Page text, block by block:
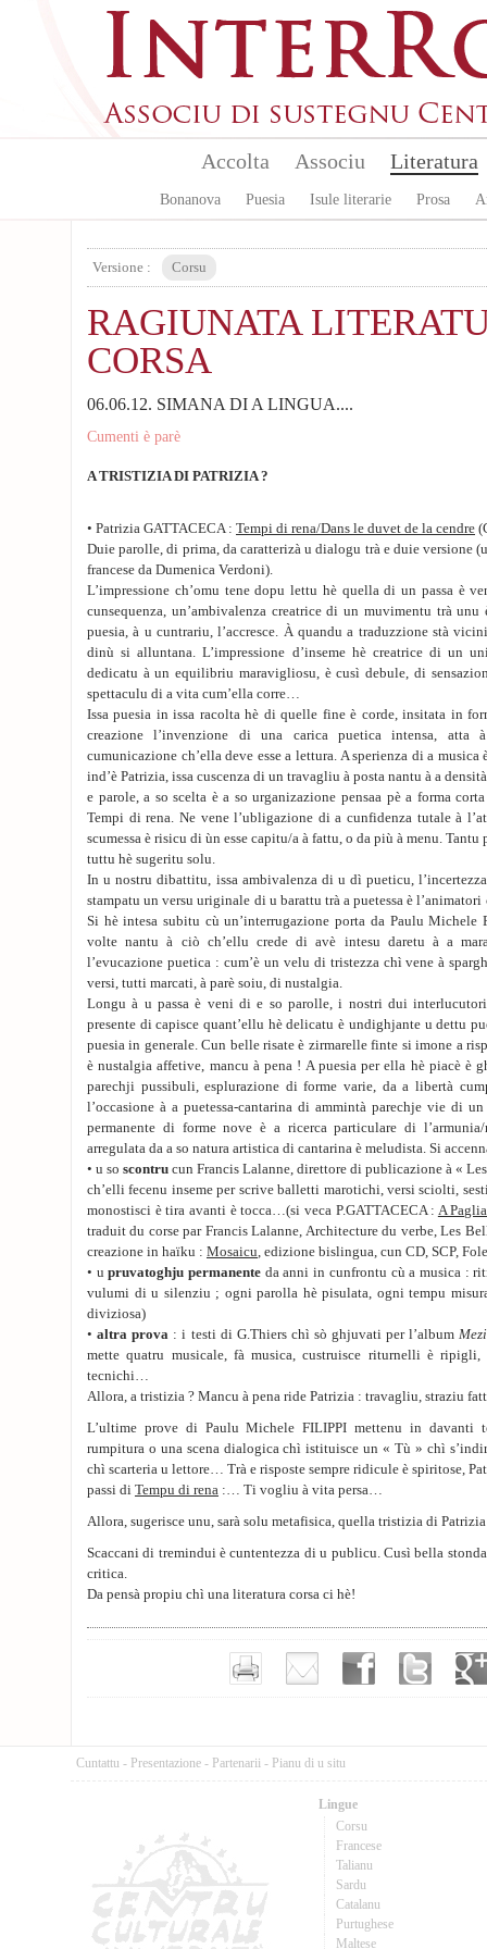
Accolta Associu Literatura
Bonanova Puesia Isule literarie Prosa
Versione : Corsu
RAGIUNATA
CORSA
06.06.12. SIMANA DI A LINGUA....
Cumenti è parè
A TRISTIZIA DI PATRIZIA ?
• Patrizia GATTACECA : Tempi di rena/Dans le duvet de la cendre
Duie parolle, di prima, da caratterizà u dialogu trà e duie versione
francese da Dumenica Verdoni).
L’impressione ch’omu tene dopu lettu hè quella di un passa è
cunsequenza, un’ambivalenza creatrice di un muvimentu trà
puesia, à u cuntrariu, l’accresce. À quandu a traduzzione stà
dinù si alluntana. L’impressione d’inseme hè creatrice di un
dedicatu à un equilibriu maravigliosu, è cusì debule, di
spettaculu di a vita cum’ella corre…
Issa puesia in issa racolta hè di quelle fine è corde, insitata in
creazione l’invenzione di una carica puetica intensa,
cumunicazione ch’ella deve esse a lettura. A sperienza di a musica
ind’è Patrizia, issa cuscenza di un travagliu à posta nantu à a
e parole, a so scelta è a so urganizazione pensaa pè a forma
Tempi di rena. Ne vene l’ubligazione di a cunfidenza tutale à
scumessa è risicu di ùn esse capitu/a à fattu, o da più à menu.
tuttu hè sugeritu solu.
In u nostru dibattitu, issa ambivalenza di u dì pueticu,
stampatu un versu uriginale di u barattu trà a puetessa è
Si hè intesa subitu cù un’interrugazione porta da Paulu Michele
volte nantu à ciò ch’ellu crede di avè intesu daretu à a
l’evucazione puetica : cum’è un velu di tristezza chì vene à
versi, tutti marcati, à parè soiu, di nustalgia.
Longu à u passa è veni di e so parolle, i nostri dui
presente di capisce quant’ellu hè delicatu è undighjante u dettu
puesia in generale. Cun belle risate è zirmarelle finte si imone a
è nustalgia affetive, mancu à pena ! A puesia per ella hè piacè è
parechji pussibuli, esplurazione di forme varie, da a libertà
l’occasione à a puetessa-cantarina di ammintà parechje vie di
permanente di forme nove è a ricerca particulare di
arregulata da a so natura artistica di cantarina è meludista. Si
• u so scontru cun Francis Lalanne, direttore di publicazione à «
ch’elli fecenu inseme per scrive balletti marotichi, versi sciolti,
monostisci è tira avanti è tocca…(si veca P.GATTACECA : A
traduit du corse par Francis Lalanne, Architecture du verbe, Les
creazione in haïku : Mosaicu, edizione bislingua, cun CD, SCP,
• upruvatoghju permanente da anni in cunfrontu cù a musica :
vulumi di u silenziu ; ogni parolla hè pisulata, ogni tempu
diviziosa)
•altra prova : i testi di G.Thiers chì sò ghjuvati per l’album
mette quatru musicale, fà musica, custruisce riturnelli è
tecnichi…
Allora, a tristizia ? Mancu à pena ride Patrizia : travagliu, straziu
L’ultime prove di Paulu Michele FILIPPI mettenu in davanti
rumpitura o una scena dialogica chì istituisce un « Tù » chì
chì scarteria u lettore… Trà e risposte sempre ridicule è spiritose,
passi di Tempu di rena :… Ti vogliu à vita persa…
Allora, sugerisce unu, sarà solu metafisica, quella tristizia di Patrizia
Scaccani di tremindui è cuntentezza di u publicu. Cusì bella
critica.
Da pensà propiu chì una literatura corsa ci hè!
Cuntattu - Presentazione - Partenarii - Pianu di u situ
Lingue
Corsu
Francese
Talianu
Sardu
Catalanu
Purtughese
Maltese